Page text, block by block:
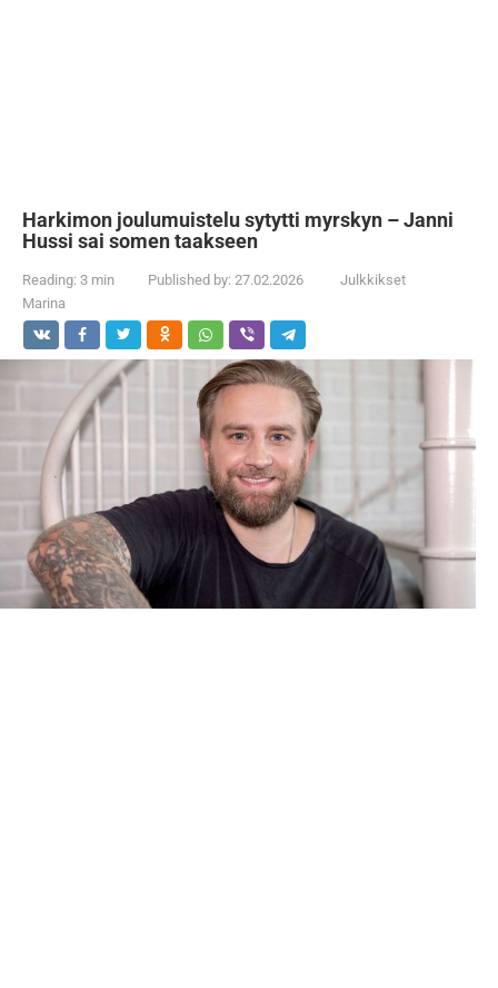
Harkimon joulumuistelu sytytti myrskyn – Janni
Hussi sai somen taakseen
Reading: 3 min Published by: 27.02.2026
Julkkikset
Marina